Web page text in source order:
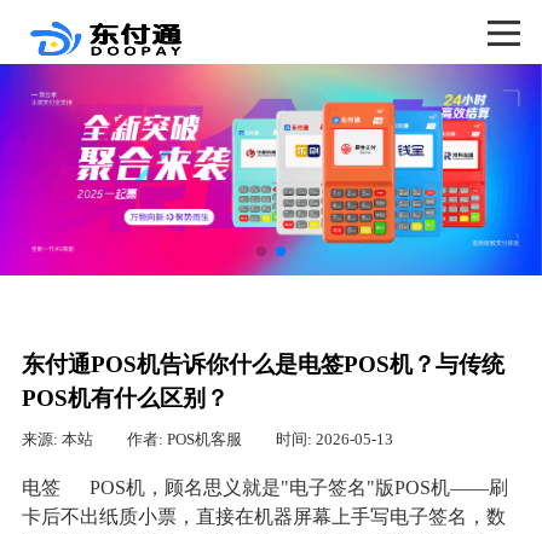
东付通POS机告诉你什么是电签POS机？与传统
POS机有什么区别？
来源: 本站 作者: POS机客服 时间: 2026-05-13
电签
POS机，顾名思义就是"电子签名"版POS机——刷
卡后不出纸质小票，直接在机器屏幕上手写电子签名，数